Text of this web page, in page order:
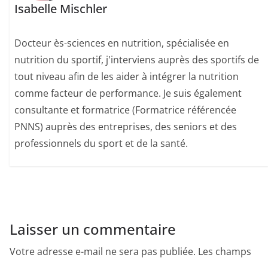
Isabelle Mischler
Docteur ès-sciences en nutrition, spécialisée en
nutrition du sportif, j'interviens auprès des sportifs de
tout niveau afin de les aider à intégrer la nutrition
comme facteur de performance. Je suis également
consultante et formatrice (Formatrice référencée
PNNS) auprès des entreprises, des seniors et des
professionnels du sport et de la santé.
Laisser un commentaire
Votre adresse e-mail ne sera pas publiée. Les champs